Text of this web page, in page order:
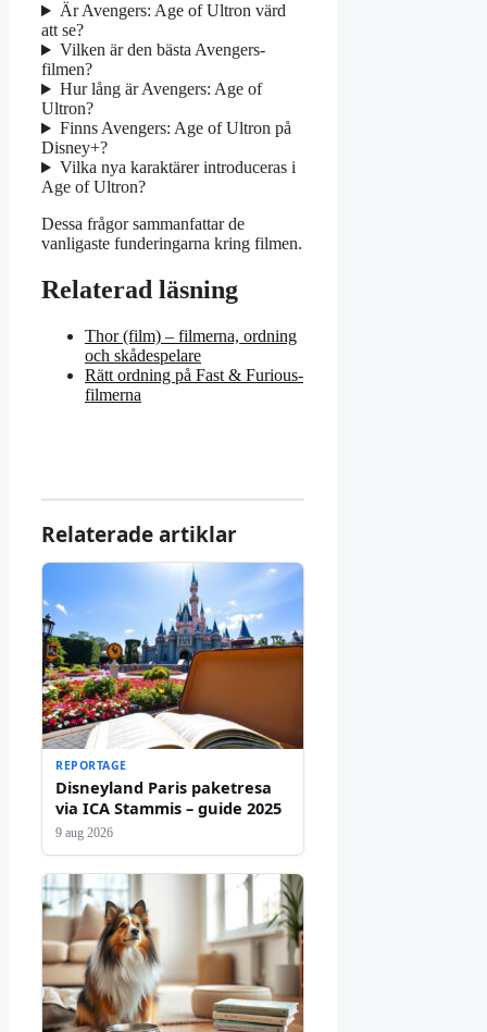
Är Avengers: Age of Ultron värd
att se?
Vilken är den bästa Avengers-
filmen?
Hur lång är Avengers: Age of
Ultron?
Finns Avengers: Age of Ultron på
Disney+?
Vilka nya karaktärer introduceras i
Age of Ultron?
Dessa frågor sammanfattar de
vanligaste funderingarna kring filmen.
Relaterad läsning
Thor (film) – filmerna, ordning
och skådespelare
Rätt ordning på Fast & Furious-
filmerna
Relaterade artiklar
REPORTAGE
Disneyland Paris paketresa
via ICA Stammis – guide 2025
9 aug 2026